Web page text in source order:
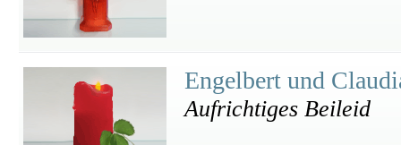
Engelbert und
Aufrichtiges Beileid